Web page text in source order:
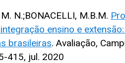
N.;BONACELLI, M.B.M.
ensino e
brasileiras. Avaliação,
415, jul. 2020